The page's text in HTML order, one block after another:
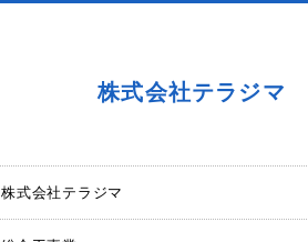
株式会社テラジマ
株式会社テラジマ